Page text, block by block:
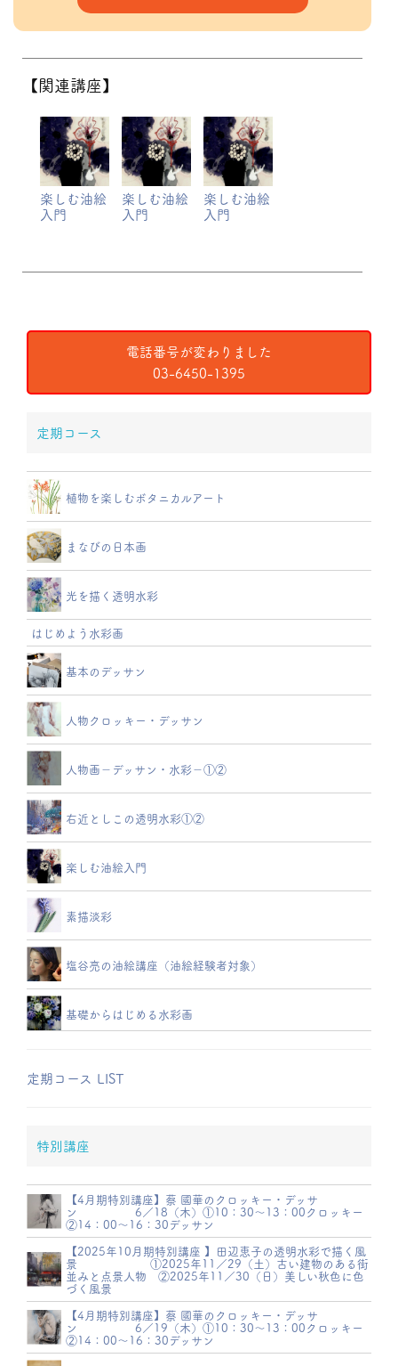
【関連講座】
楽しむ油絵
入門
楽しむ油絵
入門
楽しむ油絵
入門
電話番号が変わりました
03-6450-1395
定期コース
植物を楽しむボタニカルアート
まなびの日本画
光を描く透明水彩
はじめよう水彩画
基本のデッサン
人物クロッキー・デッサン
人物画－デッサン・水彩－①②
右近としこの透明水彩①②
楽しむ油絵入門
素描淡彩
塩谷亮の油絵講座（油絵経験者対象）
基礎からはじめる水彩画
定期コース LIST
特別講座
【4月期特別講座】蔡 國華のクロッキー・デッサ
ン 6／18（木）①10：30～13：00クロッキー
②14：00～16：30デッサン
【2025年10月期特別講座 】田辺恵子の透明水彩で描く風
景 ①2025年11／29（土）古い建物のある街
並みと点景人物 ②2025年11／30（日）美しい秋色に色
づく風景
【4月期特別講座】蔡 國華のクロッキー・デッサ
ン 6／19（木）①10：30～13：00クロッキー
②14：00～16：30デッサン